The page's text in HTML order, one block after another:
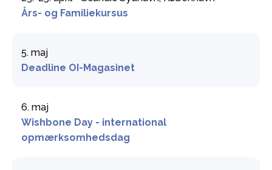
Års- og Familiekursus
5. maj
Deadline OI-Magasinet
6. maj
Wishbone Day - international
opmærksomhedsdag